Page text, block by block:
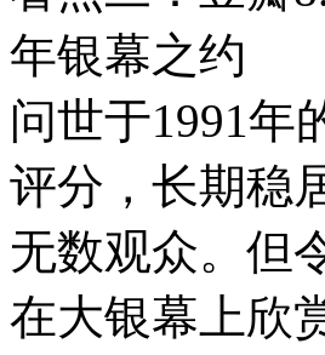
年银幕之约
问世于1991年
评分，长期稳
无数观众。但
在大银幕上欣